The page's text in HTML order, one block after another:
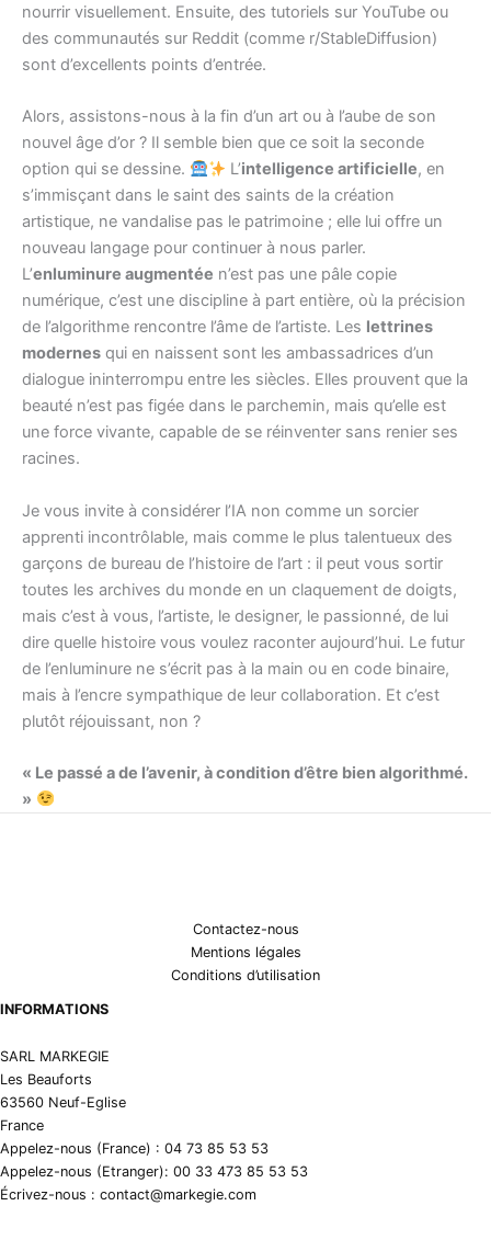
nourrir visuellement. Ensuite, des tutoriels sur YouTube ou
des communautés sur Reddit (comme r/StableDiffusion)
sont d’excellents points d’entrée.
Alors, assistons-nous à la fin d’un art ou à l’aube de son
nouvel âge d’or ? Il semble bien que ce soit la seconde
option qui se dessine.
L’intelligence artificielle, en
s’immisçant dans le saint des saints de la création
artistique, ne vandalise pas le patrimoine ; elle lui offre un
nouveau langage pour continuer à nous parler.
L’enluminure augmentée n’est pas une pâle copie
numérique, c’est une discipline à part entière, où la précision
de l’algorithme rencontre l’âme de l’artiste. Les lettrines
modernes qui en naissent sont les ambassadrices d’un
dialogue ininterrompu entre les siècles. Elles prouvent que la
beauté n’est pas figée dans le parchemin, mais qu’elle est
une force vivante, capable de se réinventer sans renier ses
racines.
Je vous invite à considérer l’IA non comme un sorcier
apprenti incontrôlable, mais comme le plus talentueux des
garçons de bureau de l’histoire de l’art : il peut vous sortir
toutes les archives du monde en un claquement de doigts,
mais c’est à vous, l’artiste, le designer, le passionné, de lui
dire quelle histoire vous voulez raconter aujourd’hui. Le futur
de l’enluminure ne s’écrit pas à la main ou en code binaire,
mais à l’encre sympathique de leur collaboration. Et c’est
plutôt réjouissant, non ?
« Le passé a de l’avenir, à condition d’être bien algorithmé.
»
Contactez-nous
Mentions légales
Conditions d’utilisation
INFORMATIONS
SARL MARKEGIE
Les Beauforts
63560 Neuf-Eglise
France
Appelez-nous (France) : 04 73 85 53 53
Appelez-nous (Etranger): 00 33 473 85 53 53
Écrivez-nous : contact@markegie.com